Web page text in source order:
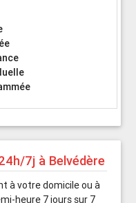
7j à Belvédère
à votre domicile ou à
heure 7 jours sur 7